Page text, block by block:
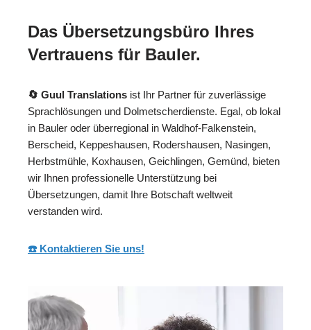
Das Übersetzungsbüro Ihres
Vertrauens für Bauler.
🔄 Guul Translations ist Ihr Partner für zuverlässige
Sprachlösungen und Dolmetscherdienste. Egal, ob lokal
in Bauler oder überregional in Waldhof-Falkenstein,
Berscheid, Keppeshausen, Rodershausen, Nasingen,
Herbstmühle, Koxhausen, Geichlingen, Gemünd, bieten
wir Ihnen professionelle Unterstützung bei
Übersetzungen, damit Ihre Botschaft weltweit
verstanden wird.
☎️ Kontaktieren Sie uns!